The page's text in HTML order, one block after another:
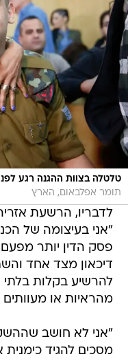
טלטלה בצוות ההגנה רגע
תומר אפלבאום, הארץ
לדבריו, הרשעת
"אני בעיצומה של
פסק הדין יותר
דיכאון מצד אחד
להרשיע בקלות
מהראיות או
"אני לא חושב
מסכים להגיד כימנית